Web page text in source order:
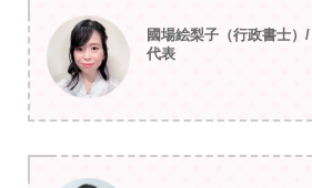
國場絵梨子（行政書士
代表